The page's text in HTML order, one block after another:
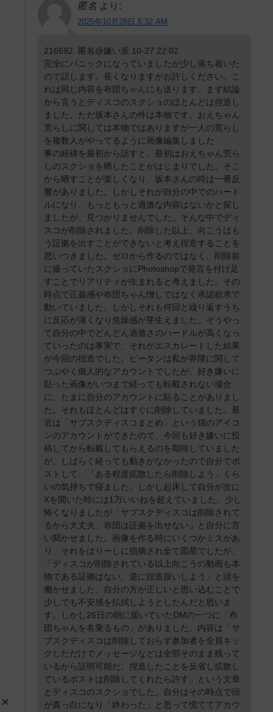
匿名 より:
2025年10月28日 5:32 AM
216692. 匿名@嫌い派 10-27 22:02
完全にパニックになっていましたが少し落ち着いた
ので話します。長くなりますがお許しください。こ
れは同じ内容を布団ちゃんにも送ります。まず結論
から言うとディスコのスクショのほとんどは捏造し
ました。ただ坂本さんの件は本物です。おえちゃん
荒らしに関しては本物ではありますが一人の荒らし
を複数人がやってるように画像編集しました
事の経緯を最初から話すと、最初はおえちゃん荒ら
しのスクショを晒したことがはじまりでした。そこ
から晒すことが楽しくなり、坂本さんの時は一番反
響がありました。しかしそれが自分の中でのハード
ルになり、もっともっと過激な内容はないかと探し
ましたが、見つかりませんでした。そんな中でディ
スコが削除されました。削除した以上、向こうはも
う証拠を出すことができないと考え捏造することを
思いつきました。ゼロから作るのではなく、削除前
に撮っていたスクショにPhotoshopで発言を付け足
すことでリアリティが生まれると考えました。その
時点で正義感や布団ちゃん憎しではなく承認欲求で
動いていました。しかしそれも何回と繰り返すうち
に反応が薄くなり焦燥感が芽生えました。そうやっ
て自分の中でどんどん過激さのハードルが高くなっ
ていったのは事実で、それがエスカレートした結果
が今回の捏造でした。ピータンは私が界隈に関して
つぶやく個人的なアカウントでしたが、好き嫌いに
貼った画像がいつまで経っても転載されない場合
に、たまに自分のアカウントに貼ることがありまし
た。それもほとんどはすぐに削除していました。最
近は「サブスクディスコまとめ」という猫のアイコ
ンのアカウントができたので、今回も好き嫌いに投
稿してから転載してもらえるのを期待していました
が、しばらく経っても動きがなかったので自分でポ
ストして、「ある程度拡散したら削除しよう」くら
いの気持ちで寝ました。しかし起床して自分が次に
Xを開いた時には1万いいねを超えていました。少し
怖くなりましたが「サブスクディスコは削除されて
るから大丈夫、布団は証拠を出せない」と自分に言
い聞かせました。画像を作る時にいくつかミスがあ
り、それをはりーしに指摘され全て図星でしたが、
「ディスコが削除されている以上向こうの動画も本
物である証拠はない。逆に捏造扱いしよう」と頭を
働かせました。自分の方が正しいと思い込むことで
少しでも不安感を払拭しようとしたんだと思いま
す。しかし26日の朝に届いていたDMの一つに「布
団ちゃんを名乗るもの」がありました。内容は「サ
ブスクディスコは削除しておらず参加者を全員キッ
クしただけでメッセージなどは全部そのまま残って
いるから証明可能だ。捏造したことを反省し拡散し
ているポストは削除してくれたら許す」という文章
とディスコのスクショでした。自分はその時点で頭
が真っ白になり「終わった」と思って慌ててアカウ